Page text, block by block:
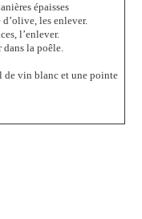
épaisses
les enlever.
l’enlever.
dans la poêle.
de vin blanc et une pointe